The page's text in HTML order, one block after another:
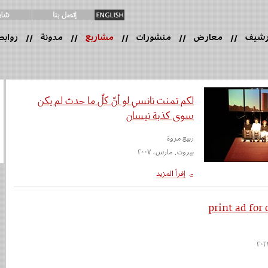
// معارض // منشورات // مشاريع // مدونة //
لكم تمنت نانسي لو أنّ كلّ ما حدث لم يكن
سوى كذبة نيسان
ربيع مروة
بيروت. مارس، ٢٠٠٧